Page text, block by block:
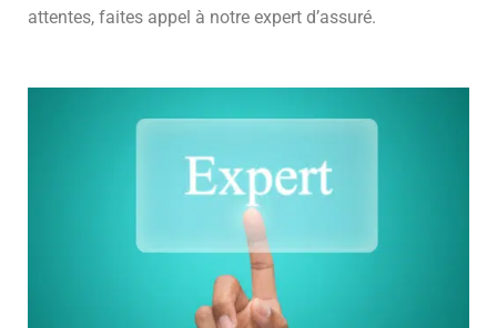
attentes, faites appel à notre expert d’assuré.